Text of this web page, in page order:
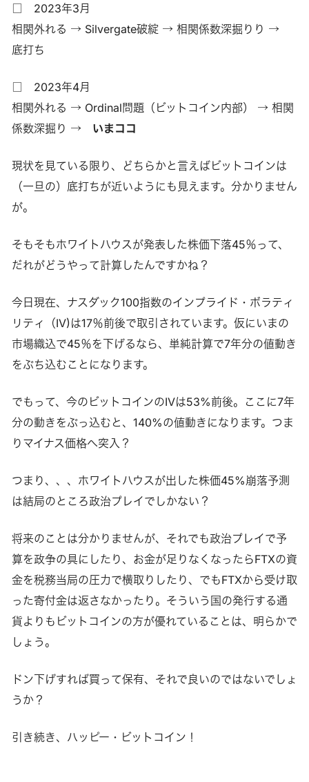
□ 2023年3月
相関外れる → Silvergate破綻 → 相関係数深掘りり →
底打ち
□ 2023年4月
相関外れる → Ordinal問題（ビットコイン内部） → 相関
係数深掘り → いまココ
現状を見ている限り、どちらかと言えばビットコインは
（一旦の）底打ちが近いようにも見えます。分かりません
が。
そもそもホワイトハウスが発表した株価下落45％って、
だれがどうやって計算したんですかね？
今日現在、ナスダック100指数のインプライド・ボラティ
リティ（IV)は17％前後で取引されています。仮にいまの
市場織込で45％を下げるなら、単純計算で7年分の値動き
をぶち込むことになります。
でもって、今のビットコインのIVは53%前後。ここに7年
分の動きをぶっ込むと、140%の値動きになります。つま
りマイナス価格へ突入？
つまり、、、ホワイトハウスが出した株価45%崩落予測
は結局のところ政治プレイでしかない？
将来のことは分かりませんが、それでも政治プレイで予
算を政争の具にしたり、お金が足りなくなったらFTXの資
金を税務当局の圧力で横取りしたり、でもFTXから受け取
った寄付金は返さなかったり。そういう国の発行する通
貨よりもビットコインの方が優れていることは、明らかで
しょう。
ドン下げすれば買って保有、それで良いのではないでしょ
うか？
引き続き、ハッピー・ビットコイン！